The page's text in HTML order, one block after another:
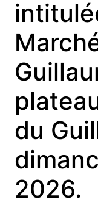
du
2026.